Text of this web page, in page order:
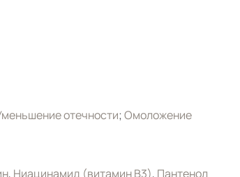
отечности;Омоложение
, Ниацинамид (витамин B3), Пантенол